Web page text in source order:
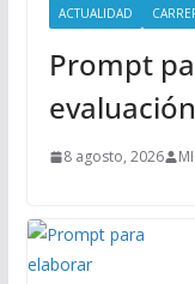
ACTUALIDAD
Prompt
evaluación
8 agosto, 2026